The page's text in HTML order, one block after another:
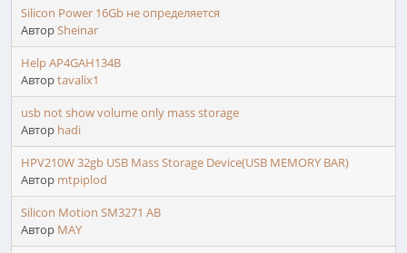
Silicon Power 16Gb не определяется
АвторSheinar
Help AP4GAH134B
Авторtavalix1
usb not show volume only mass storage
Автор hadi
HPV210W 32gb USB Mass Storage Device(USB MEMORY BAR)
Автор mtpiplod
Silicon Motion SM3271 AB
Автор MAY